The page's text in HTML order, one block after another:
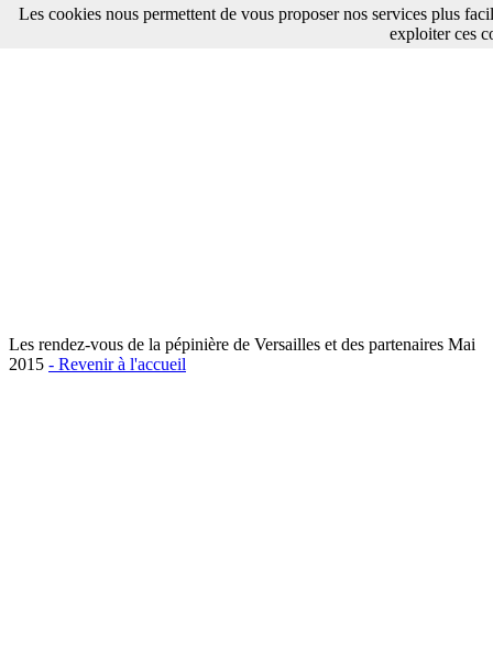
Les rendez-vous de la pépinière de Versailles et des partenaires Mai
2015 - Revenir à l'accueil
Les cookies nous permettent de vous proposer nos services plus
exploiter ces